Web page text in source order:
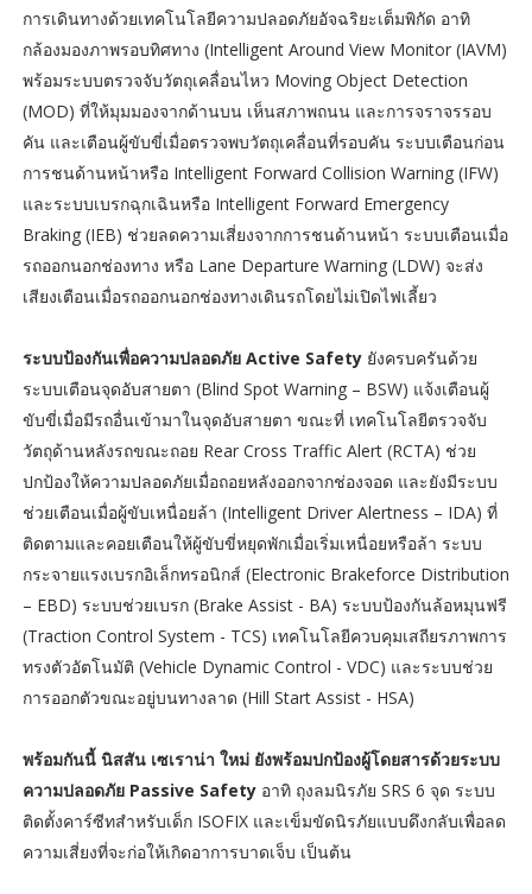
การเดินทางด้วยเทคโนโลยีความปลอดภัยอัจฉริยะเต็มพิกัด อาทิ
กล้องมองภาพรอบทิศทาง (Intelligent Around View Monitor (IAVM)
พร้อมระบบตรวจจับวัตถุเคลื่อนไหว Moving Object Detection
(MOD) ที่ให้มุมมองจากด้านบน เห็นสภาพถนน และการจราจรรอบ
คัน และเตือนผู้ขับขี่เมื่อตรวจพบวัตถุเคลื่อนที่รอบคัน ระบบเตือนก่อน
การชนด้านหน้าหรือ Intelligent Forward Collision Warning (IFW)
และระบบเบรกฉุกเฉินหรือ Intelligent Forward Emergency
Braking (IEB) ช่วยลดความเสี่ยงจากการชนด้านหน้า ระบบเตือนเมื่อ
รถออกนอกช่องทาง หรือ Lane Departure Warning (LDW) จะส่ง
เสียงเตือนเมื่อรถออกนอกช่องทางเดินรถโดยไม่เปิดไฟเลี้ยว
ระบบป้องกันเพื่อความปลอดภัย Active Safety ยังครบครันด้วย
ระบบเตือนจุดอับสายตา (Blind Spot Warning – BSW) แจ้งเตือนผู้
ขับขี่เมื่อมีรถอื่นเข้ามาในจุดอับสายตา ขณะที่ เทคโนโลยีตรวจจับ
วัตถุด้านหลังรถขณะถอย Rear Cross Traffic Alert (RCTA) ช่วย
ปกป้องให้ความปลอดภัยเมื่อถอยหลังออกจากช่องจอด และยังมีระบบ
ช่วยเตือนเมื่อผู้ขับเหนื่อยล้า (Intelligent Driver Alertness – IDA) ที่
ติดตามและคอยเตือนให้ผู้ขับขี่หยุดพักเมื่อเริ่มเหนื่อยหรือล้า ระบบ
กระจายแรงเบรกอิเล็กทรอนิกส์ (Electronic Brakeforce Distribution
– EBD) ระบบช่วยเบรก (Brake Assist - BA) ระบบป้องกันล้อหมุนฟรี
(Traction Control System - TCS) เทคโนโลยีควบคุมเสถียรภาพการ
ทรงตัวอัตโนมัติ (Vehicle Dynamic Control - VDC) และระบบช่วย
การออกตัวขณะอยู่บนทางลาด (Hill Start Assist - HSA)
พร้อมกันนี้ นิสสัน เซเราน่า ใหม่ ยังพร้อมปกป้องผู้โดยสารด้วยระบบ
ความปลอดภัย Passive Safety อาทิ ถุงลมนิรภัย SRS 6 จุด ระบบ
ติดตั้งคาร์ซีทสำหรับเด็ก ISOFIX และเข็มขัดนิรภัยแบบดึงกลับเพื่อลด
ความเสี่ยงที่จะก่อให้เกิดอาการบาดเจ็บ เป็นต้น